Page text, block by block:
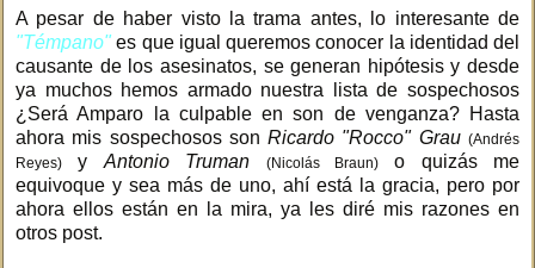
A pesar de haber visto la trama antes, lo interesante de
"Témpano" es que igual queremos conocer la identidad del
causante de los asesinatos, se generan hipótesis y desde
ya muchos hemos armado nuestra lista de sospechosos
¿Será Amparo la culpable en son de venganza? Hasta
ahora mis sospechosos sonRicardo "Rocco" Grau (Andrés
Reyes)
y Antonio Truman (Nicolás Braun)o quizás me
equivoque y sea más de uno, ahí está la gracia, pero por
ahora ellos están en la mira, ya les diré mis razones en
otros post.